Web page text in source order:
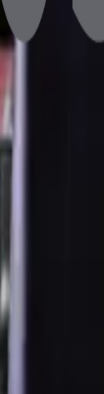
Müşteri Ekranlı
kabul edersiniz.
kargo, satış